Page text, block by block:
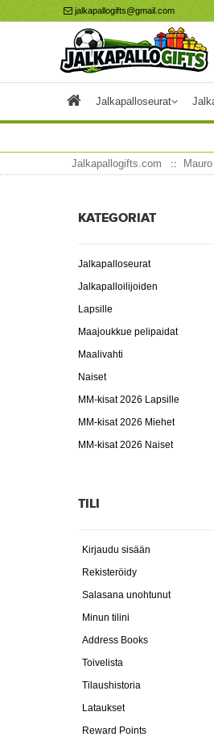
jalkapallogifts@gmail.com
Jalkapalloseurat
Jalkapallogifts.com
KATEGORIAT
Jalkapalloseurat
Jalkapalloilijoiden
Lapsille
Maajoukkue pelipaidat
Maalivahti
Naiset
MM-kisat 2026 Lapsille
MM-kisat 2026 Miehet
MM-kisat 2026 Naiset
TILI
Kirjaudu sisään
Rekisteröidy
Salasana unohtunut
Minun tilini
Address Books
Toivelista
Tilaushistoria
Lataukset
Reward Points